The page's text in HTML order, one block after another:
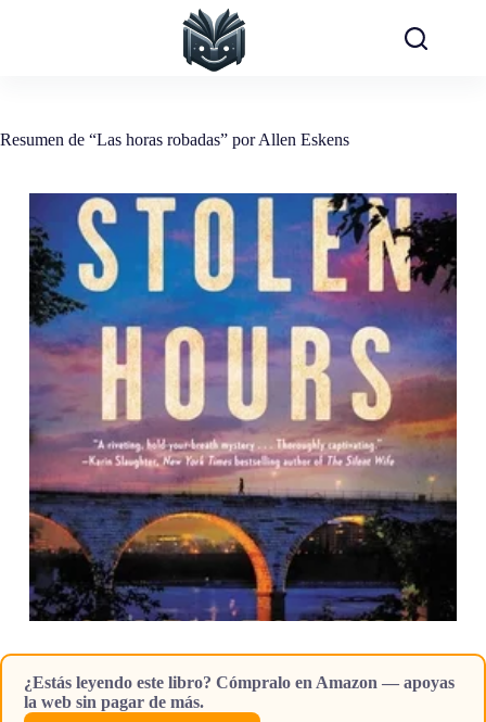
Resumen de “Las horas robadas” por Allen Eskens
¿Estás leyendo este libro? Cómpralo en Amazon — apoyas
la web sin pagar de más.